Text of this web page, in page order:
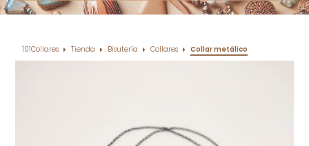
101Collares Tienda Bisutería Collares Collar metálico